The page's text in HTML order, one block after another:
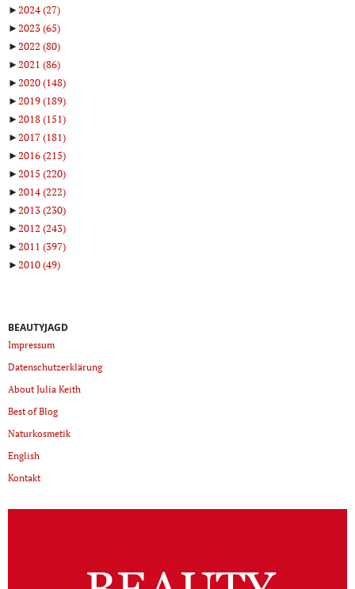
►2024(27)
►2023(65)
►2022 (80)
►2021 (86)
►2020(148)
►2019(189)
►2018(151)
►2017(181)
►2016(215)
►2015 (220)
►2014(222)
►2013(230)
►2012 (243)
►2011 (397)
►2010(49)
BEAUTYJAGD
Impressum
Datenschutzerklärung
About Julia Keith
Best of Blog
Naturkosmetik
English
Kontakt